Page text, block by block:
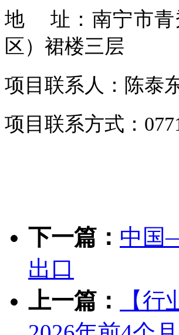
地 址：南宁市青
区）裙楼三层
项目联系人：陈泰
项目联系方式：
下一篇： 中国
出口
上一篇：
【